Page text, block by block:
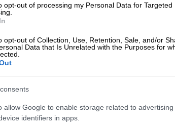
opt-out of processing my Personal Data for Targeted
opt-out of Collection, Use, Retention, Sale, and/or
Data that Is Unrelated with the Purposes for
allow Google to enable storage related to
identifiers in apps.
το εάν απορριφθεί την
επιτροπής, είναι στα σχέδιά του
είπε:
δεν θα φτάσει σε αυτό το σημείο
. Το 2022 να πάμε με 120 σε
θα γίνουν, είναι προφανές. Από
αξιωματούχος του Ισραήλ
τον Νίξον και είναι
μας.